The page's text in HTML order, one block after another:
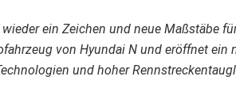
ein Zeichen und neue Maßstäbe
von Hyundai N und eröffnet ein
und hoher